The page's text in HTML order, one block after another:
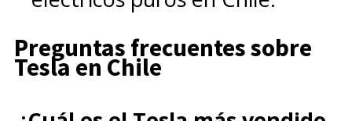
Preguntas frecuentes sobre
Tesla en Chile